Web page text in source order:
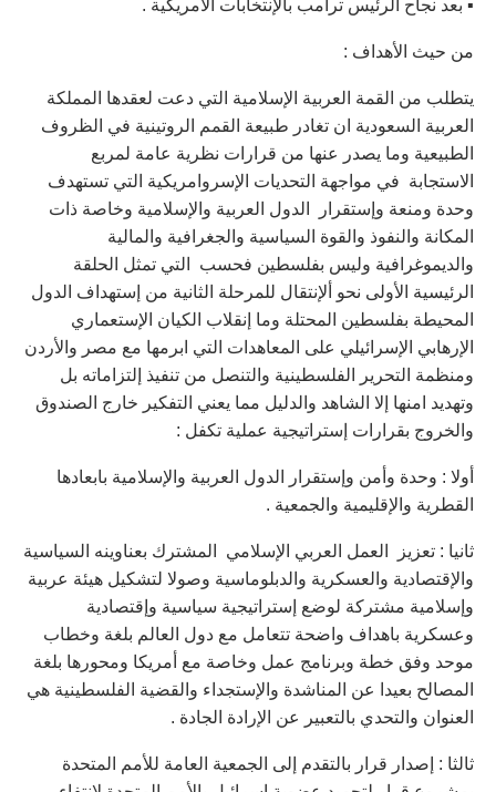
▪︎ بعد نجاح الرئيس ترامب بالإنتخابات الأمريكية .
من حيث الأهداف :
يتطلب من القمة العربية الإسلامية التي دعت لعقدها المملكة
العربية السعودية ان تغادر طبيعة القمم الروتينية في الظروف
الطبيعية وما يصدر عنها من قرارات نظرية عامة لمربع
الاستجابة في مواجهة التحديات الإسروامريكية التي تستهدف
وحدة ومنعة وإستقرار الدول العربية والإسلامية وخاصة ذات
المكانة والنفوذ والقوة السياسية والجغرافية والمالية
والديموغرافية وليس بفلسطين فحسب التي تمثل الحلقة
الرئيسية الأولى نحو ألإنتقال للمرحلة الثانية من إستهداف الدول
المحيطة بفلسطين المحتلة وما إنقلاب الكيان الإستعماري
الإرهابي الإسرائيلي على المعاهدات التي ابرمها مع مصر والأردن
ومنظمة التحرير الفلسطينية والتنصل من تنفيذ إلتزاماته بل
وتهديد امنها إلا الشاهد والدليل مما يعني التفكير خارج الصندوق
والخروج بقرارات إستراتيجية عملية تكفل :
أولا : وحدة وأمن وإستقرار الدول العربية والإسلامية بابعادها
القطرية والإقليمية والجمعية .
ثانيا : تعزيز العمل العربي الإسلامي المشترك بعناوينه السياسية
والإقتصادية والعسكرية والدبلوماسية وصولا لتشكيل هيئة عربية
وإسلامية مشتركة لوضع إستراتيجية سياسية وإقتصادية
وعسكرية باهداف واضحة تتعامل مع دول العالم بلغة وخطاب
موحد وفق خطة وبرنامج عمل وخاصة مع أمريكا ومحورها بلغة
المصالح بعيدا عن المناشدة والإستجداء والقضية الفلسطينية هي
العنوان والتحدي بالتعبير عن الإرادة الجادة .
ثالثا : إصدار قرار بالتقدم إلى الجمعية العامة للأمم المتحدة